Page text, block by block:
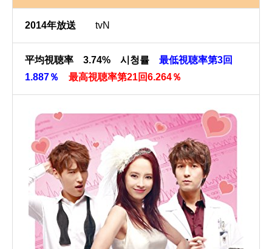
2014年放送 tvN
平均視聴率 3.74% 시청률 最低視聴率第3回
1.887％
最高視聴率第21回6.264％